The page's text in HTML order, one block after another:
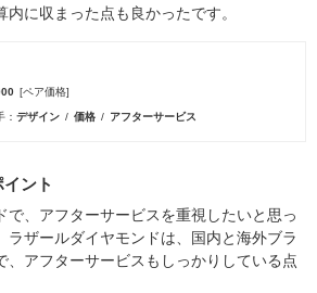
内に収まった点も良かったです。
[ペア価格]
デザイン 価格 アフターサービス
ント
で、アフターサービスを重視したいと思っ
ラザールダイヤモンドは、国内と海外ブラ
、アフターサービスもしっかりしている点